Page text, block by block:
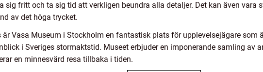
sig fritt och ta sig tid att verkligen beundra alla detaljer. Det kan även
av det höga trycket.
Vasa Museum i Stockholm en fantastisk plats för upplevelsejägare som
i Sveriges stormaktstid. Museet erbjuder en imponerande samling av
en minnesvärd resa tillbaka i tiden.